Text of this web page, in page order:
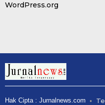
WordPress.org
Hak Cipta : Jurnalnews.com